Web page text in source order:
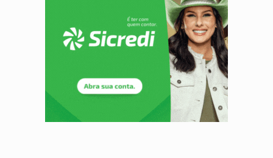
Interior de Rondônia terá sábado (8) de calor
INFRAESTRUTURA:Após quase 30 anos de espera, asfalto chega ao
Coreografia de Rondônia estreia na programação do Festival de
ELEIÇÕES 2026:Sgt. Mouza esclarece 'erro de digitação' em declaração de
JUDICIÁRIO: Sinjur parabeniza servidores pelo adicional de incentivo com